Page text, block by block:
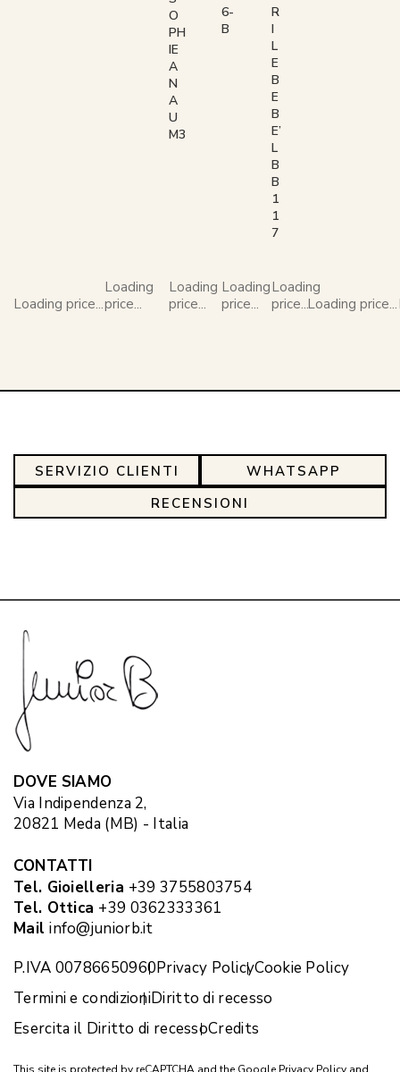
Loading price...
Loading
price...
O
PH
IE
A
N
A
U
M3
Loading
price...
6-
B
Loading
price...
R
I
L
E
B
E
B
E’
L
B
B
1
1
7
Loading
price...Loading price...
SERVIZIO CLIENTI
WHATSAPP
RECENSIONI
DOVE SIAMO
Via Indipendenza 2,
20821 Meda (MB) - Italia
CONTATTI
Tel. Gioielleria +39 3755803754
Tel. Ottica +39 0362333361
Mail info@juniorb.it
P.IVA 00786650960Privacy PolicyCookie Policy
Termini e condizioniDiritto di recesso
Esercita il Diritto di recessoCredits